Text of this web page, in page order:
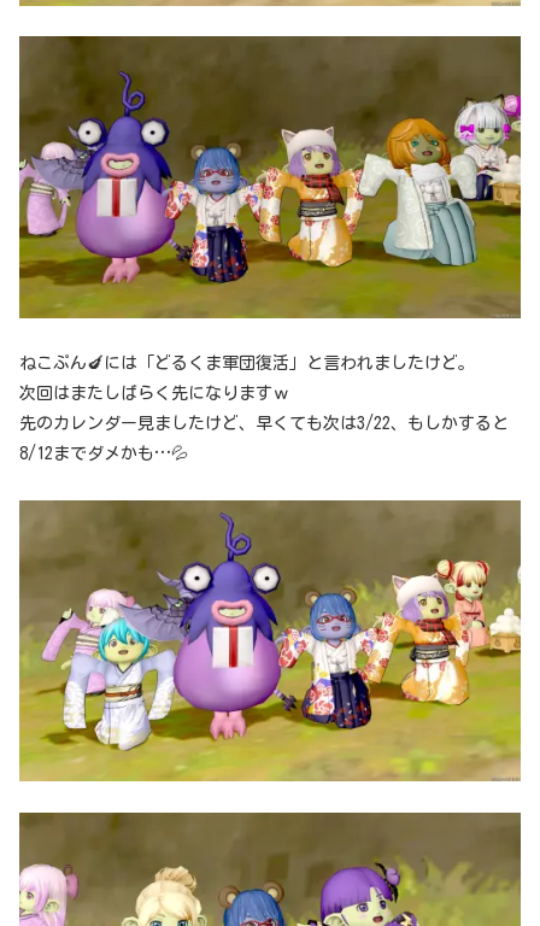
ねこぷん🍆には「どるくま軍団復活」と言われましたけど。
次回はまたしばらく先になりますｗ
先のカレンダー見ましたけど、早くても次は3/22、もしかすると
8/12までダメかも…💦